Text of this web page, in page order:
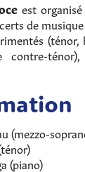
est
de
(ténor,
contre-
(mezzo-
(piano)